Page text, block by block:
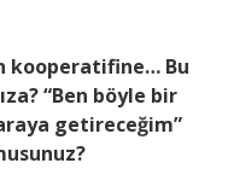
kooperatifine… Bu
“Ben böyle bir
getireceğim”